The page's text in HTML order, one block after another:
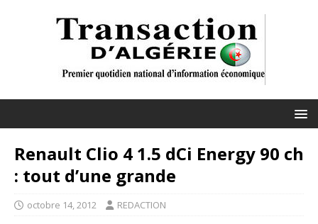
Renault Clio 4 1.5 dCi Energy 90 ch
: tout d’une grande
octobre 14, 2012 REDACTION